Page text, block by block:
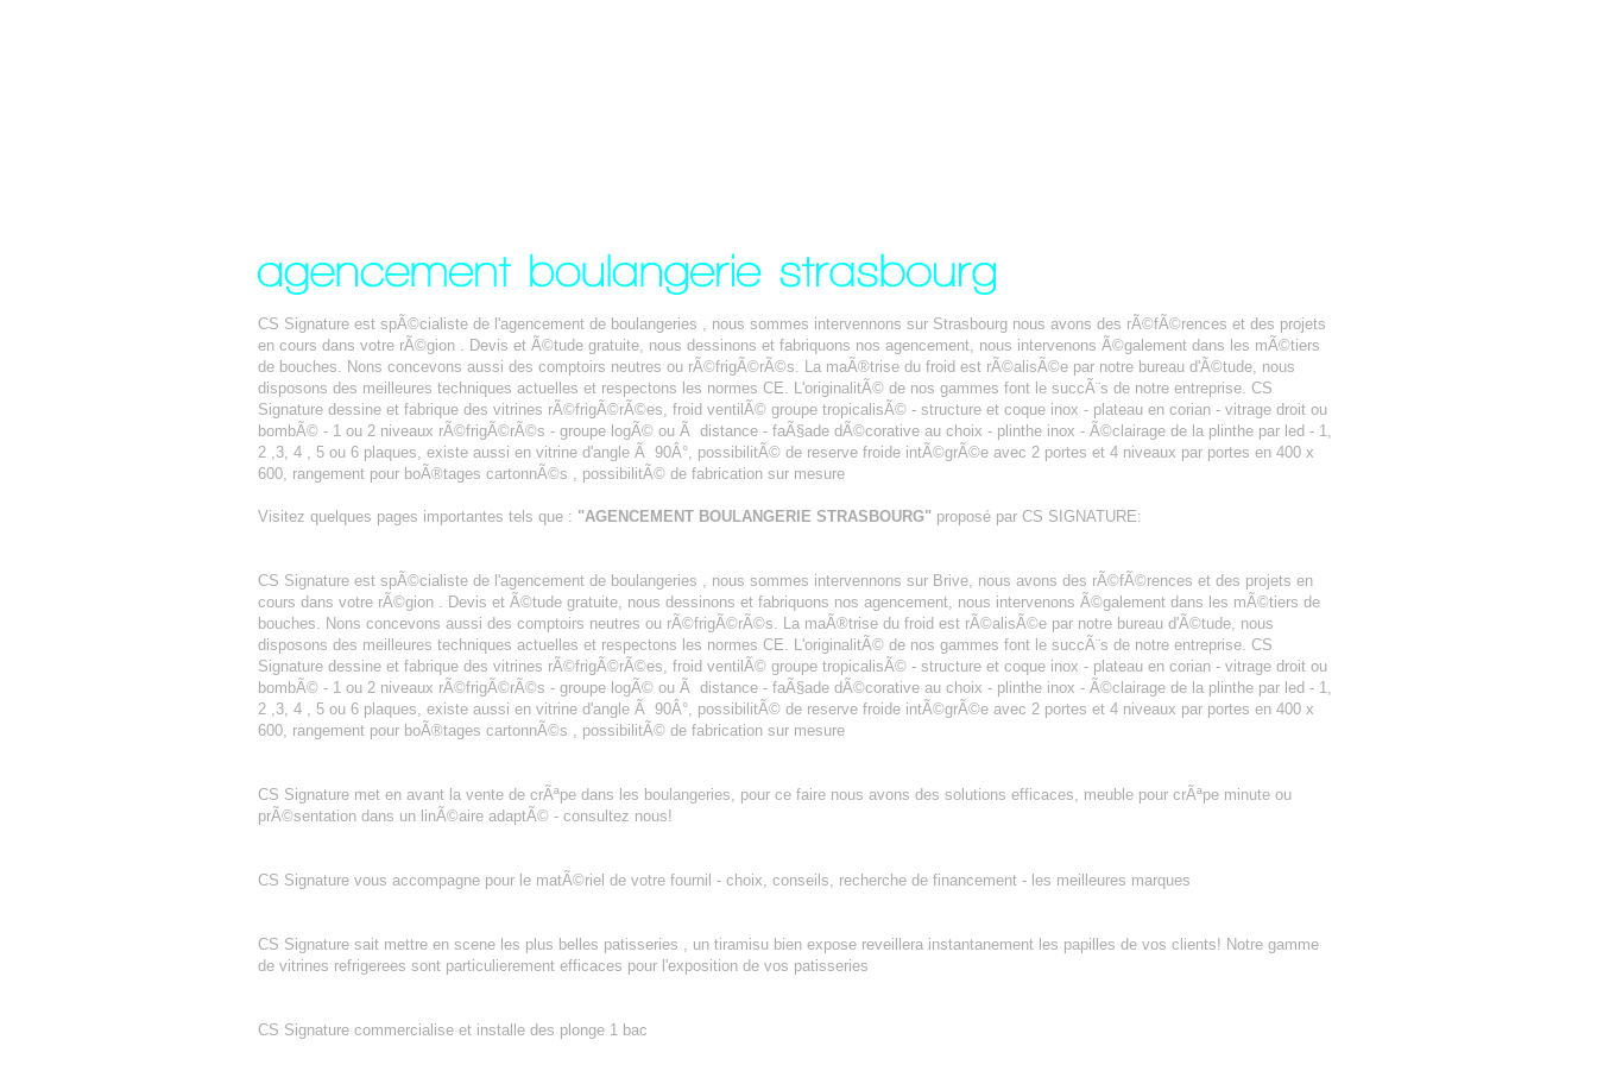
CS Signature est spÃ©cialiste de l'agencement de boulangeries , nous sommes intervennons sur Strasbourg nous avons des rÃ©fÃ©rences et des projets
en cours dans votre rÃ©gion . Devis et Ã©tude gratuite, nous dessinons et fabriquons nos agencement, nous intervenons Ã©galement dans les mÃ©tiers
de bouches. Nons concevons aussi des comptoirs neutres ou rÃ©frigÃ©rÃ©s. La maÃ®trise du froid est rÃ©alisÃ©e par notre bureau d'Ã©tude, nous
disposons des meilleures techniques actuelles et respectons les normes CE. L'originalitÃ© de nos gammes font le succÃ¨s de notre entreprise. CS
Signature dessine et fabrique des vitrines rÃ©frigÃ©rÃ©es, froid ventilÃ© groupe tropicalisÃ© - structure et coque inox - plateau en corian - vitrage droit ou
bombÃ© - 1 ou 2 niveaux rÃ©frigÃ©rÃ©s - groupe logÃ© ou Ã distance - faÃ§ade dÃ©corative au choix - plinthe inox - Ã©clairage de la plinthe par led - 1,
2 ,3, 4 , 5 ou 6 plaques, existe aussi en vitrine d'angle Ã 90Â°, possibilitÃ© de reserve froide intÃ©grÃ©e avec 2 portes et 4 niveaux par portes en 400 x
600, rangement pour boÃ®tages cartonnÃ©s , possibilitÃ© de fabrication sur mesure
Visitez quelques pages importantes tels que : "AGENCEMENT BOULANGERIE STRASBOURG" proposé par CS SIGNATURE:
CS Signature est spÃ©cialiste de l'agencement de boulangeries , nous sommes intervennons sur Brive, nous avons des rÃ©fÃ©rences et des projets en
cours dans votre rÃ©gion . Devis et Ã©tude gratuite, nous dessinons et fabriquons nos agencement, nous intervenons Ã©galement dans les mÃ©tiers de
bouches. Nons concevons aussi des comptoirs neutres ou rÃ©frigÃ©rÃ©s. La maÃ®trise du froid est rÃ©alisÃ©e par notre bureau d'Ã©tude, nous
disposons des meilleures techniques actuelles et respectons les normes CE. L'originalitÃ© de nos gammes font le succÃ¨s de notre entreprise. CS
Signature dessine et fabrique des vitrines rÃ©frigÃ©rÃ©es, froid ventilÃ© groupe tropicalisÃ© - structure et coque inox - plateau en corian - vitrage droit ou
bombÃ© - 1 ou 2 niveaux rÃ©frigÃ©rÃ©s - groupe logÃ© ou Ã distance - faÃ§ade dÃ©corative au choix - plinthe inox - Ã©clairage de la plinthe par led - 1,
2 ,3, 4 , 5 ou 6 plaques, existe aussi en vitrine d'angle Ã 90Â°, possibilitÃ© de reserve froide intÃ©grÃ©e avec 2 portes et 4 niveaux par portes en 400 x
600, rangement pour boÃ®tages cartonnÃ©s , possibilitÃ© de fabrication sur mesure
CS Signature met en avant la vente de crÃªpe dans les boulangeries, pour ce faire nous avons des solutions efficaces, meuble pour crÃªpe minute ou
prÃ©sentation dans un linÃ©aire adaptÃ© - consultez nous!
CS Signature vous accompagne pour le matÃ©riel de votre fournil - choix, conseils, recherche de financement - les meilleures marques
CS Signature sait mettre en scene les plus belles patisseries , un tiramisu bien expose reveillera instantanement les papilles de vos clients! Notre gamme
de vitrines refrigerees sont particulierement efficaces pour l'exposition de vos patisseries
CS Signature commercialise et installe des plonge 1 bac